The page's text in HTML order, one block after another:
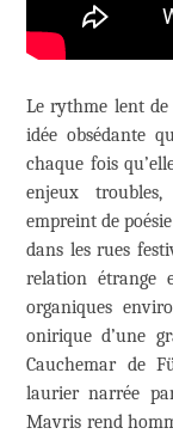
Le rythme lent de
idée obsédante
chaque fois
enjeux
empreint de
dans les rues
relation étrange
organiques
onirique d’une
Cauchemar de
laurier narrée
Mavris rend